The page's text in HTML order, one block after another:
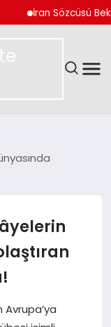
İran Sözcüsü Bekayi
Avrupa’ya